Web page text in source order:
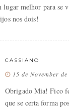
lugar melhor para se
nos dois!
CASSIANO
15 de November
Obrigado Mia! Fico
que se certa forma